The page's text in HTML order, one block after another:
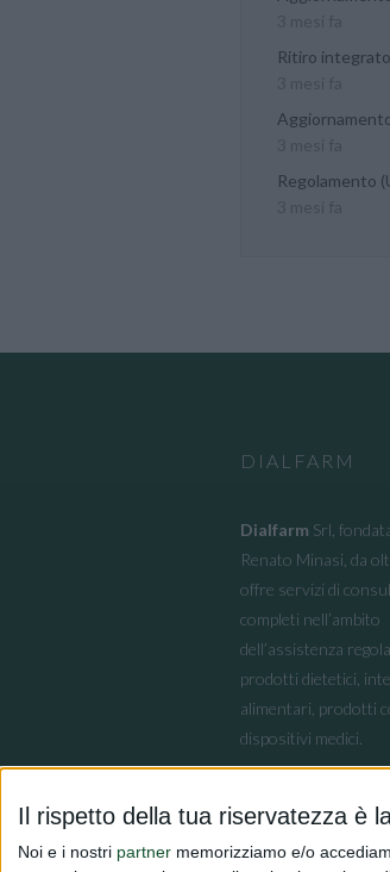
Il rispetto della tua riservatezza è
Noi e i nostri partner memorizziamo e/o
Ritiro
DIALFARM
Dialfarm Srl,
Renato Minasi, da
offre servizi di
completi nell’ambito
dell’assistenza
prodotti dietetici,
alimentari, prodotti
dispositivi medici.